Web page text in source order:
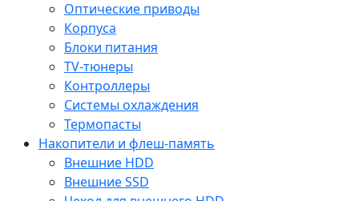
Оптические приводы
Корпуса
Блоки питания
TV-тюнеры
Контроллеры
Системы охлаждения
Термопасты
Накопители и флеш-память
Внешние HDD
Внешние SSD